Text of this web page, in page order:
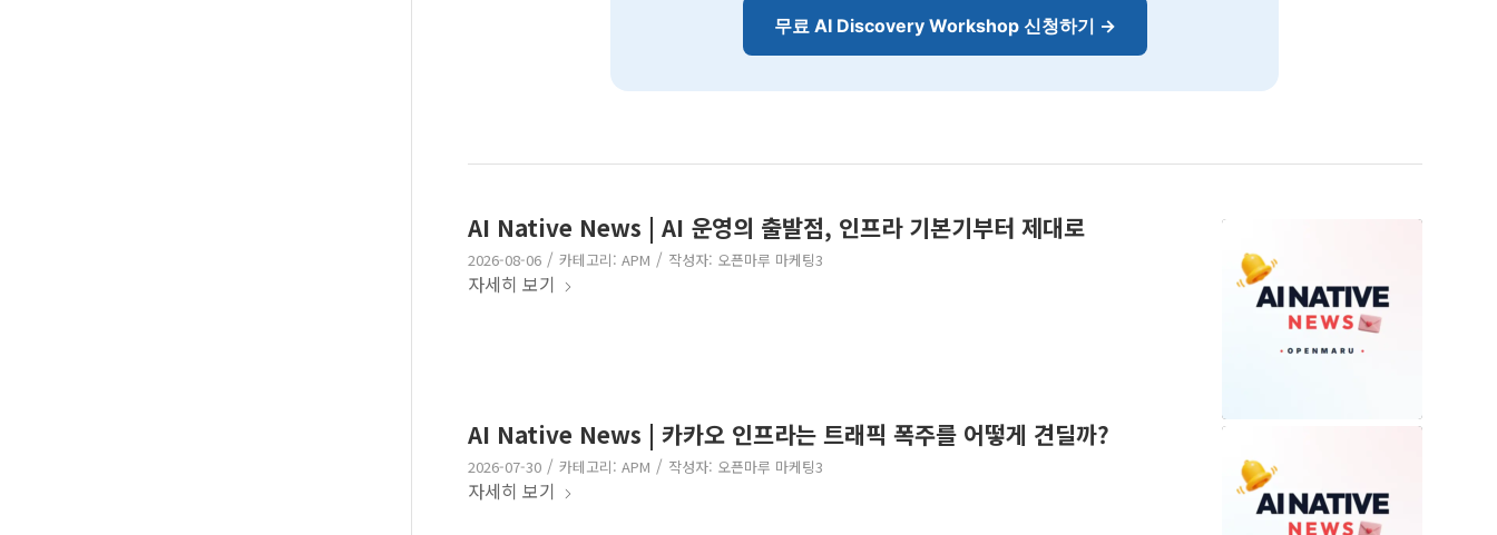
무료 AI Discovery Workshop 신청하기 →
AI Native News | AI 운영의 출발점, 인프라 기본기부터 제대로
2026-08-06 / 카테고리: APM / 작성자: 오픈마루 마케팅3
자세히 보기
AI Native News | 카카오 인프라는 트래픽 폭주를 어떻게 견딜까?
2026-07-30 / 카테고리: APM / 작성자: 오픈마루 마케팅3
자세히 보기